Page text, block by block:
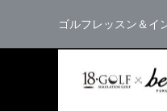
ゴルフレッスン＆イ